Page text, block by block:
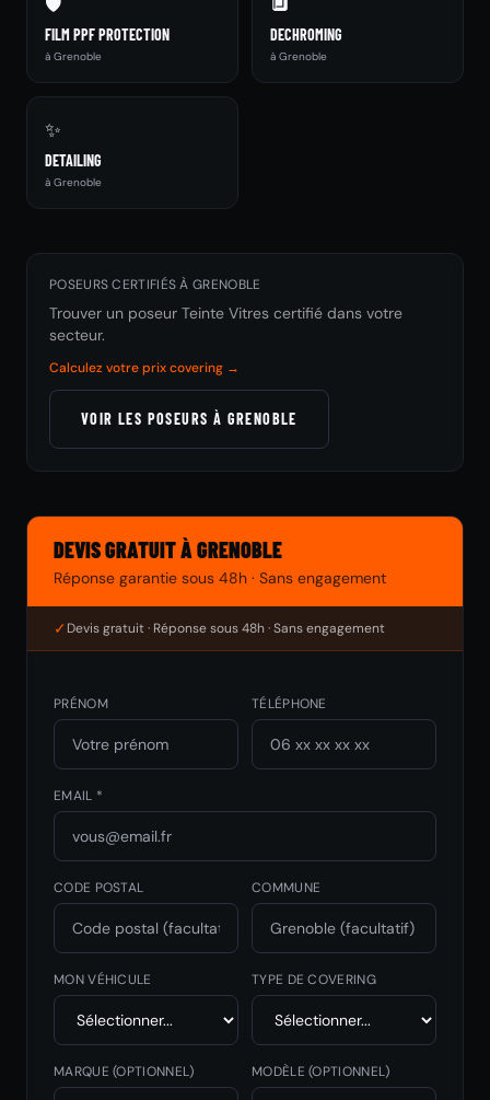
FILM PPF PROTECTION
à Grenoble
DECHROMING
à Grenoble
✨
DETAILING
à Grenoble
POSEURS CERTIFIÉS À GRENOBLE
Trouver un poseur Teinte Vitres certifié dans votre
secteur.
Calculez votre prix covering →
VOIR LES POSEURS À GRENOBLE
DEVIS GRATUIT À GRENOBLE
Réponse garantie sous 48h · Sans engagement
✓Devis gratuit · Réponse sous 48h · Sans engagement
PRÉNOM TÉLÉPHONE
EMAIL *
CODE POSTAL COMMUNE
MON VÉHICULE TYPE DE COVERING
MARQUE(OPTIONNEL) MODÈLE(OPTIONNEL)